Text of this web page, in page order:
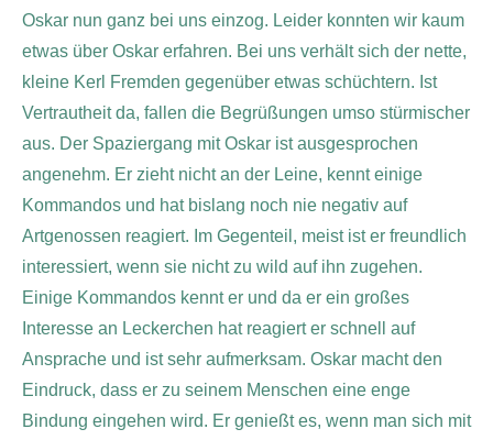
Oskar nun ganz bei uns einzog. Leider konnten wir kaum
etwas über Oskar erfahren. Bei uns verhält sich der nette,
kleine Kerl Fremden gegenüber etwas schüchtern. Ist
Vertrautheit da, fallen die Begrüßungen umso stürmischer
aus. Der Spaziergang mit Oskar ist ausgesprochen
angenehm. Er zieht nicht an der Leine, kennt einige
Kommandos und hat bislang noch nie negativ auf
Artgenossen reagiert. Im Gegenteil, meist ist er freundlich
interessiert, wenn sie nicht zu wild auf ihn zugehen.
Einige Kommandos kennt er und da er ein großes
Interesse an Leckerchen hat reagiert er schnell auf
Ansprache und ist sehr aufmerksam. Oskar macht den
Eindruck, dass er zu seinem Menschen eine enge
Bindung eingehen wird. Er genießt es, wenn man sich mit